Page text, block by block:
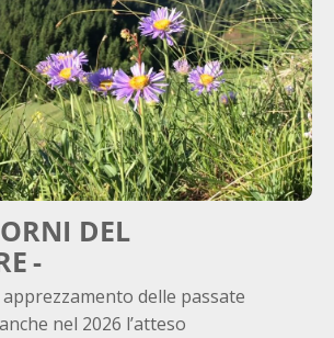
DEL
delle passate
nel 2026 l’atteso